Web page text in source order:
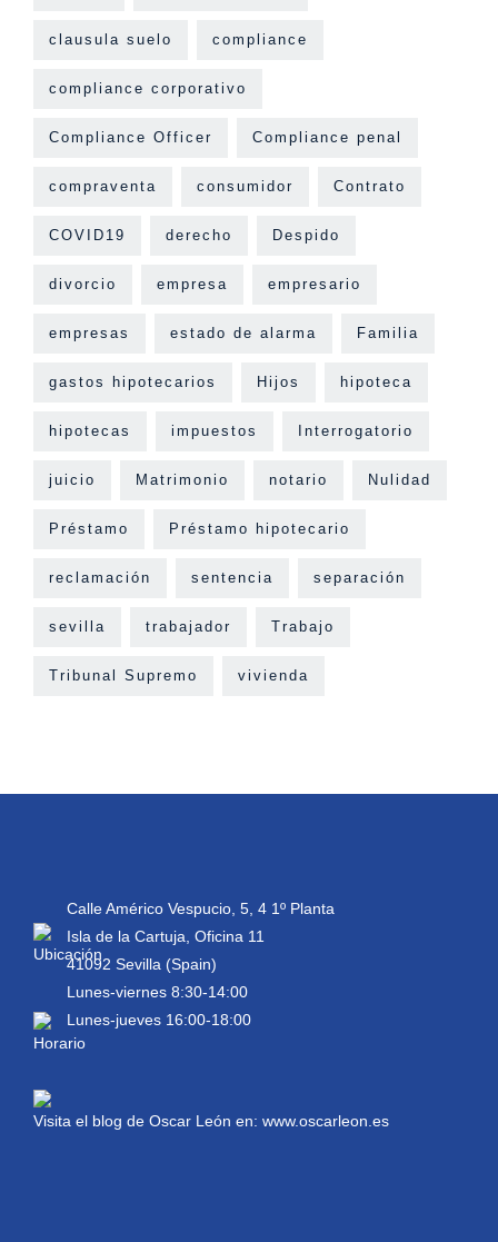
clausula suelo compliance
compliance corporativo
Compliance Officer Compliance penal
compraventa consumidor Contrato
COVID19 derecho Despido
divorcio empresa empresario
empresas estado de alarma Familia
gastos hipotecarios Hijos hipoteca
hipotecas impuestos Interrogatorio
juicio Matrimonio notario Nulidad
Préstamo Préstamo hipotecario
reclamación sentencia separación
sevilla trabajador Trabajo
Tribunal Supremo vivienda
Calle Américo Vespucio, 5, 4 1º Planta
Isla de la Cartuja, Oficina 11
41092 Sevilla (Spain)
Lunes-viernes 8:30-14:00
Lunes-jueves 16:00-18:00
Visita el blog de Oscar León en: www.oscarleon.es